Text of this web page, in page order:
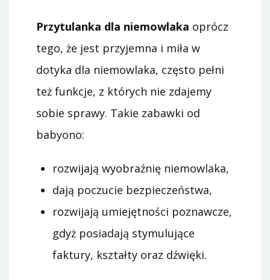
Przytulanka dla niemowlaka oprócz
tego, że jest przyjemna i miła w
dotyka dla niemowlaka, często pełni
też funkcje, z których nie zdajemy
sobie sprawy. Takie zabawki od
babyono:
rozwijają wyobraźnię niemowlaka,
dają poczucie bezpieczeństwa,
rozwijają umiejętności poznawcze,
gdyż posiadają stymulujące
faktury, kształty oraz dźwięki.